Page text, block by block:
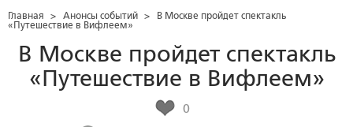
Главная > Анонсы событий >
В Москве пройдет спектакль
«Путешествие в Вифлеем»
В Москве пройдет спектакль
«Путешествие в Вифлеем»
0